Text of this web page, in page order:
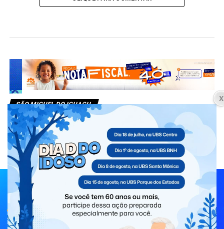
SÃO MIGUEL DO IGUAÇU
Governo Municipal realiza
Estratégia de Multivacinação para
crianças e adolescentes